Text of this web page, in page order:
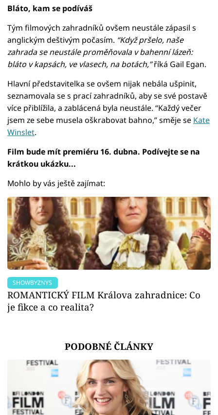
Bláto, kam se podíváš
Tým filmových zahradníků ovšem neustále zápasil s
anglickým deštivým počasím. “Když pršelo, naše
zahrada se neustále proměňovala v bahenní lázeň:
bláto v kapsách, ve vlasech, na botách,”říká Gail Egan.
Hlavní představitelka se ovšem nijak nebála ušpinit,
seznamovala se s prací zahradníků, aby se své postavě
více přiblížila, a zablácená byla neustále. “Každý večer
jsem ze sebe musela oškrabovat bahno,” směje se Kate
Winslet.
Film bude mít premiéru 16. dubna. Podívejte se na
krátkou ukázku...
Mohlo by vás ještě zajímat:
SHOWBYZNYS
ROMANTICKÝ FILM Králova zahradnice: Co
je fikce a co realita?
PODOBNÉ ČLÁNKY